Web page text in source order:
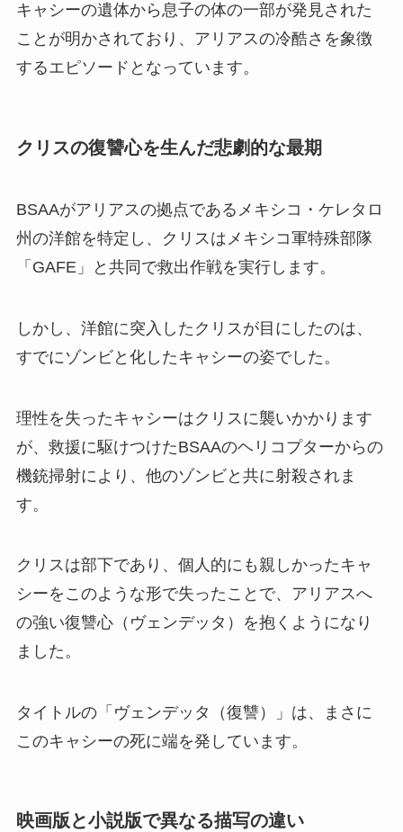
キャシーの遺体から息子の体の一部が発見された
ことが明かされており、アリアスの冷酷さを象徴
するエピソードとなっています。
クリスの復讐心を生んだ悲劇的な最期
BSAAがアリアスの拠点であるメキシコ・ケレタロ
州の洋館を特定し、クリスはメキシコ軍特殊部隊
「GAFE」と共同で救出作戦を実行します。
しかし、洋館に突入したクリスが目にしたのは、
すでにゾンビと化したキャシーの姿でした。
理性を失ったキャシーはクリスに襲いかかります
が、救援に駆けつけたBSAAのヘリコプターからの
機銃掃射により、他のゾンビと共に射殺されま
す。
クリスは部下であり、個人的にも親しかったキャ
シーをこのような形で失ったことで、アリアスへ
の強い復讐心（ヴェンデッタ）を抱くようになり
ました。
タイトルの「ヴェンデッタ（復讐）」は、まさに
このキャシーの死に端を発しています。
映画版と小説版で異なる描写の違い